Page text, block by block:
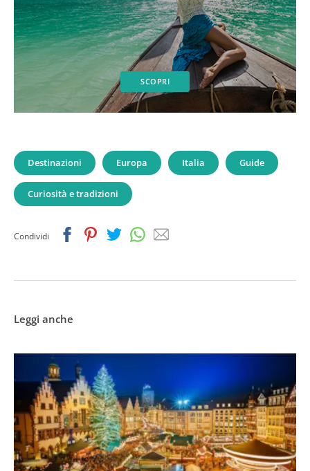
SCOPRI
Destinazioni Europa Italia Guide
Curiosità e tradizioni
Condividi FacebookPinterestTwitterWhatsapp
Email
Leggi anche